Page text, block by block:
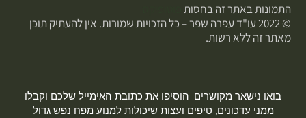
התמונות באתר זה בחסות
© 2022 עו"ד עפרה שפר – כל הזכויות שמורות. אין להעתיק תוכן
מאתר זה ללא רשות.
בואו נישאר מקושרים. הוסיפו את כתובת האימייל שלכם וקבלו
ממני עדכונים, טיפים ועצות שיכולות למנוע מפח נפש גדול